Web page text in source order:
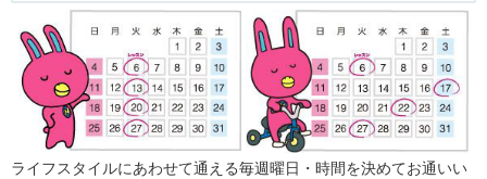
ライフスタイルにあわせて通える毎週曜日・時間を決めてお通いい